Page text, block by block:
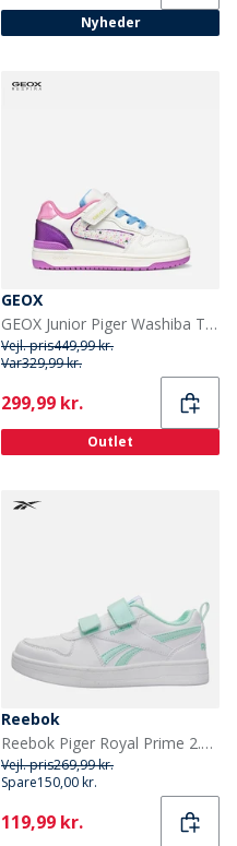
Nyheder
GEOX
GEOX Junior Piger Washiba Træningssko Hvid/Mørk Lilla Hvid/Dk Purple
Vejl. pris449,99 kr.
Var329,99 kr.
Current
299,99 kr.
Outlet
Reebok
Reebok Piger Royal Prime 2.0 To Rem Krog Og Løkke Træningssko Hvid/Hvid/Glitch Aqua
Vejl. pris269,99 kr.
Spare150,00 kr.
Current
119,99 kr.